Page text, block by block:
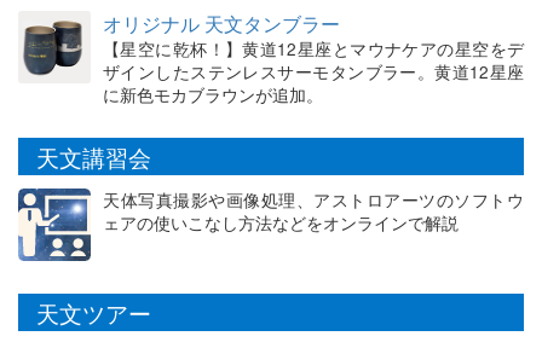
オリジナル 天文タンブラー
【星空に乾杯！】黄道12星座とマウナケアの星空をデ
ザインしたステンレスサーモタンブラー。黄道12星座
に新色モカブラウンが追加。
天文講習会
天体写真撮影や画像処理、アストロアーツのソフトウ
ェアの使いこなし方法などをオンラインで解説
天文ツアー